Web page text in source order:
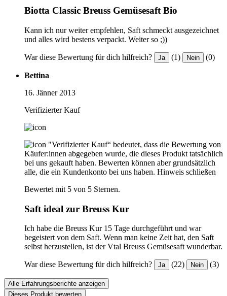
Biotta Classic Breuss Gemüsesaft Bio
Kann ich nur weiter empfehlen, Saft schmeckt ausgezeichnet
und alles wird bestens verpackt. Weiter so ;))
War diese Bewertung für dich hilfreich? Ja (1) Nein (0)
Bettina
16. Jänner 2013
Verifizierter Kauf
"Verifizierter Kauf“ bedeutet, dass die Bewertung von
Käufer:innen abgegeben wurde, die dieses Produkt tatsächlich
bei uns gekauft haben. Bewerten können aber grundsätzlich
alle, die ein Kundenkonto bei uns haben. Hinweis schließen
Bewertet mit 5 von 5 Sternen.
Saft ideal zur Breuss Kur
Ich habe die Breuss Kur 15 Tage durchgeführt und war
begeistert von dem Saft. Wenn man keine Zeit hat, den Saft
selbst herzustellen, ist der Vtal Breuss Gemüsesaft wunderbar.
War diese Bewertung für dich hilfreich? Ja (22) Nein (3)
Alle Erfahrungsberichte anzeigen
Dieses Produkt bewerten